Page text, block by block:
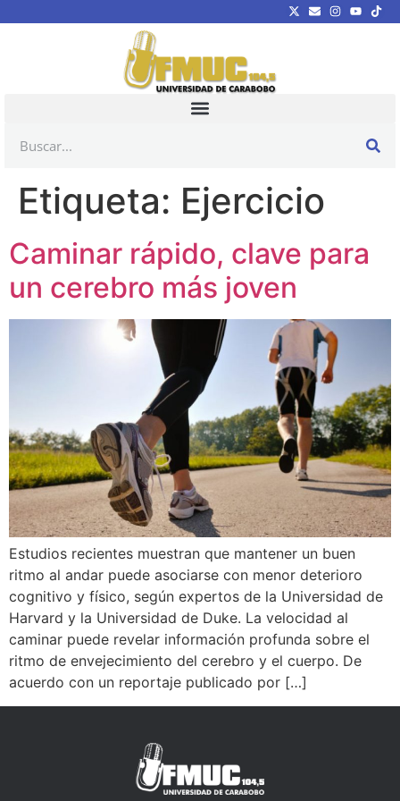
Etiqueta: Ejercicio
Caminar rápido, clave para
un cerebro más joven
Estudios recientes muestran que mantener un buen
ritmo al andar puede asociarse con menor deterioro
cognitivo y físico, según expertos de la Universidad de
Harvard y la Universidad de Duke. La velocidad al
caminar puede revelar información profunda sobre el
ritmo de envejecimiento del cerebro y el cuerpo. De
acuerdo con un reportaje publicado por […]